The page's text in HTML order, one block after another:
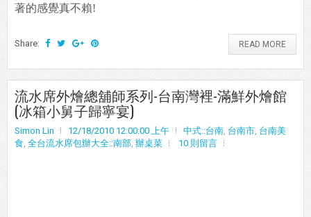
著的感覺真不賴!
Share: READ MORE
流水席外燴總舖師系列-台南灣裡-滿鮮外燴館
(冰箱小舅子歸寧宴)
Simon Lin 12/18/2010 12:00:00 上午 中式::台南, 台南市, 台南美
食, 全台流水席包辦大全::南部, 辦桌菜 10 則留言